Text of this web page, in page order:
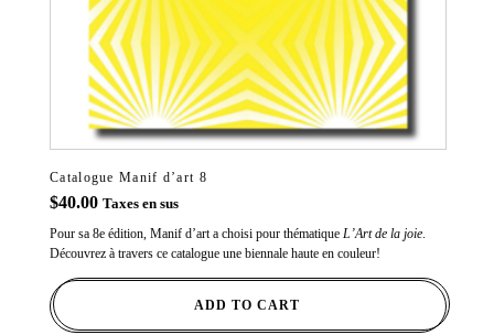
Catalogue Manif d’art 8
$40.00 Taxes en sus
Pour sa 8e édition, Manif d’art a choisi pour thématique L’Art de la joie.
Découvrez à travers ce catalogue une biennale haute en couleur!
ADD TO CART